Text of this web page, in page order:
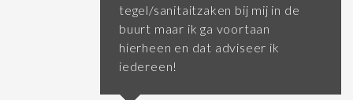
tegel/sanitaitzaken bij mij in de
buurt maar ik ga voortaan
hierheen en dat adviseer ik
iedereen!